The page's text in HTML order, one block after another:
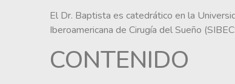
El Dr. Baptista es catedrático en la
Iberoamericana de Cirugía del Sueño
CONTENIDO